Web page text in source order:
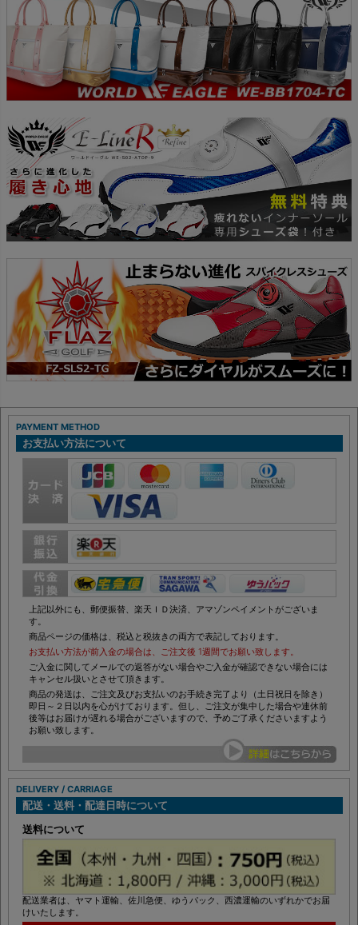
PAYMENT METHOD
お支払い方法について
上記以外にも、郵便振替、楽天ＩＤ決済、アマゾンペイメントがございま
す。
商品ページの価格は、税込と税抜きの両方で表記しております。
お支払い方法が前入金の場合は、ご注文後 1週間でお願い致します。
ご入金に関してメールでの返答がない場合やご入金が確認できない場合には
キャンセル扱いとさせて頂きます。
商品の発送は、ご注文及びお支払いのお手続き完了より（土日祝日を除き）
即日～２日以内を心がけております。但し、ご注文が集中した場合や連休前
後等はお届けが遅れる場合がございますので、予めご了承くださいますよう
お願い致します。
DELIVERY / CARRIAGE
配送・送料・配達日時について
送料について
配送業者は、ヤマト運輸、佐川急便、ゆうパック、西濃運輸のいずれかでお届
けいたします。